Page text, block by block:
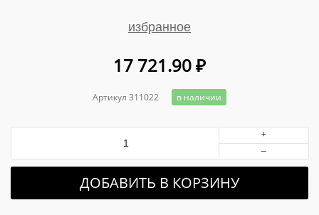
избранное
17 721.90₽
Артикул 311022 в наличии
+
–
ДОБАВИТЬ В КОРЗИНУ